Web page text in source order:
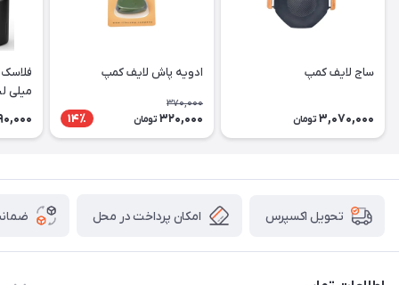
ساج لایف کمپ
3,070,000 تومان
ادویه پاش لایف کمپ
370,000
320,000 تومان 14٪
میلی
تحویل اکسپرس امکان پرداخت در محل